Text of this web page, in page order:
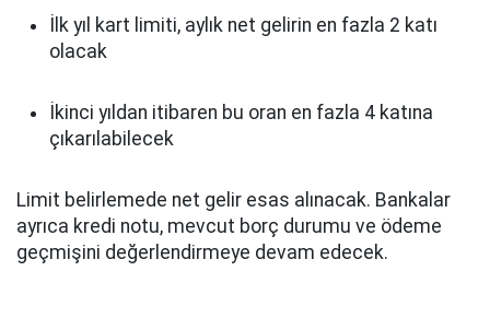
İlk yıl kart limiti, aylık net gelirin en fazla 2 katı
olacak
İkinci yıldan itibaren bu oran en fazla 4 katına
çıkarılabilecek
Limit belirlemede net gelir esas alınacak. Bankalar
ayrıca kredi notu, mevcut borç durumu ve ödeme
geçmişini değerlendirmeye devam edecek.